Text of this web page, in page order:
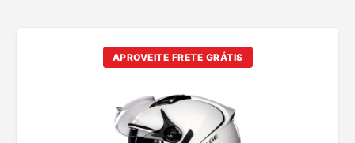
APROVEITE FRETE GRÁTIS